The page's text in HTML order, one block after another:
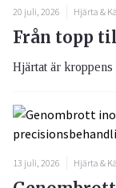
20 juli, 2026 Hjärta &
Från topp
Hjärtat är
13 juli, 2026 Hjärta &